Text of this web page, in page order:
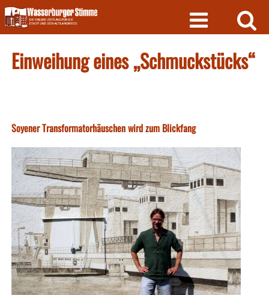
Skip
to
content
Einweihung eines „Schmuckstücks“
Soyener Transformatorhäuschen wird zum Blickfang